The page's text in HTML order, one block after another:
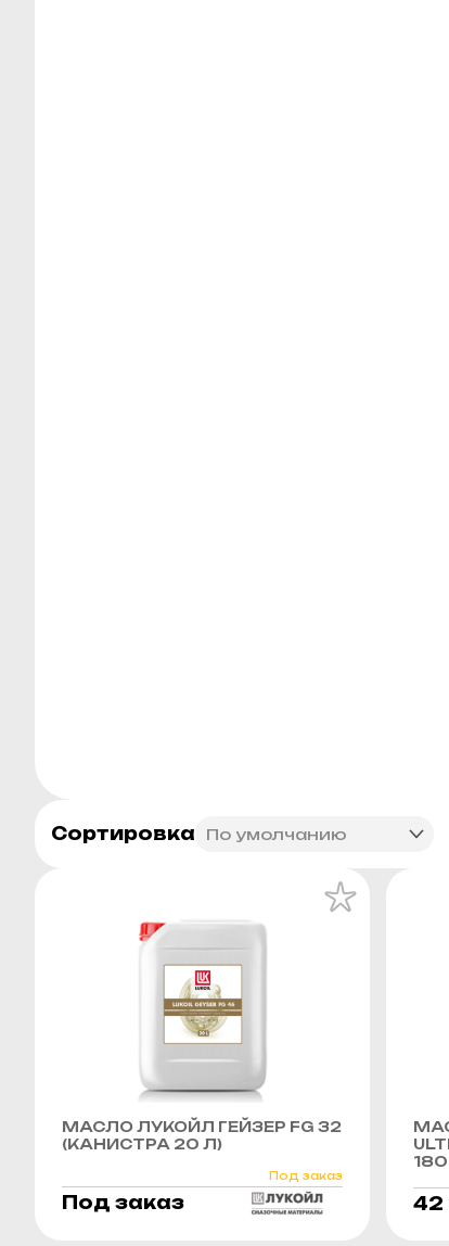
Сортировка
МАСЛО ЛУКОЙЛ ГЕЙЗЕР FG 32
(КАНИСТРА 20 Л)
Под заказ
Под заказ
180
42